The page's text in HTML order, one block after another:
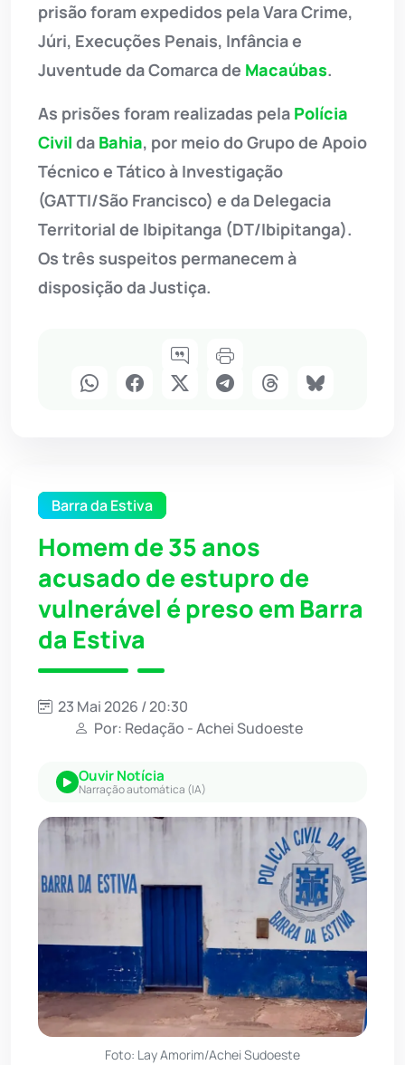
prisão foram expedidos pela Vara Crime,
Júri, Execuções Penais, Infância e
Juventude da Comarca de Macaúbas.
As prisões foram realizadas pela Polícia
Civil da Bahia, por meio do Grupo de Apoio
Técnico e Tático à Investigação
(GATTI/São Francisco) e da Delegacia
Territorial de Ibipitanga (DT/Ibipitanga).
Os três suspeitos permanecem à
disposição da Justiça.
Barra da Estiva
Homem de 35 anos
acusado de estupro de
vulnerável é preso em Barra
da Estiva
23 Mai 2026 / 20:30
Por: Redação - Achei Sudoeste
Ouvir Notícia
Narração automática (IA)
Foto: Lay Amorim/Achei Sudoeste